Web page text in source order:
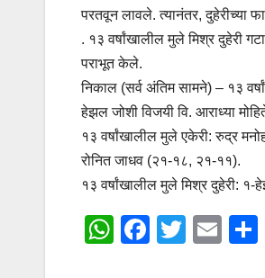
परतवून लावले. त्यानंतर, दुहेरीच्या
. १३ वर्षांखालील मुले मिश्र दुहेरी
पराभूत केले.
निकाल (सर्व अंतिम सामने) – १३
हेझल जोशी विजयी वि. आराध्या
१३ वर्षांखालील मुले एकेरी: रुद्र
रोनित जाधव (२१-१८, २१-११).
१३ वर्षांखालील मुले मिश्र दुहेरी:
W
F
T
E